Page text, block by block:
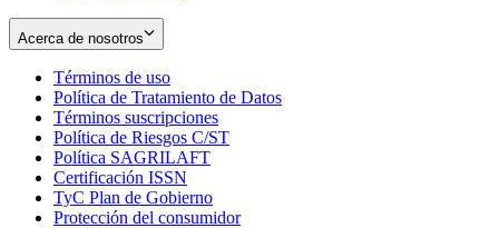
Acerca de nosotros
Términos de uso
in
new
window
Política de Tratamiento de Datos
Términos suscripciones
in
Política de Riesgos C/ST
Política SAGRILAFT
new
window
Certificación ISSN
in
new
TyC Plan de Gobierno
in
Protección del consumidorOpens